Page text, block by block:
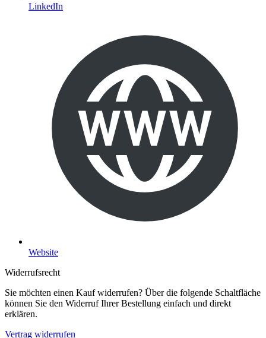
LinkedIn
Website
Widerrufsrecht
Sie möchten einen Kauf widerrufen? Über die folgende Schaltfläche
können Sie den Widerruf Ihrer Bestellung einfach und direkt
erklären.
Vertrag widerrufen